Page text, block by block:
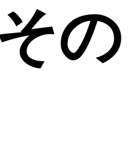
の